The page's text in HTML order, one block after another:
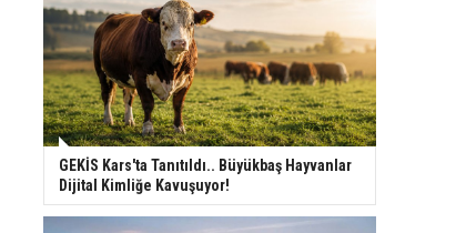
GEKİS Kars'ta Tanıtıldı.. Büyükbaş Hayvanlar
Dijital Kimliğe Kavuşuyor!